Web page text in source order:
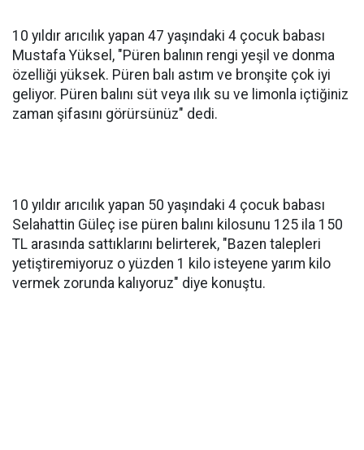
10 yıldır arıcılık yapan 47 yaşındaki 4 çocuk babası
Mustafa Yüksel, "Püren balının rengi yeşil ve donma
özelliği yüksek. Püren balı astım ve bronşite çok iyi
geliyor. Püren balını süt veya ılık su ve limonla içtiğiniz
zaman şifasını görürsünüz" dedi.
10 yıldır arıcılık yapan 50 yaşındaki 4 çocuk babası
Selahattin Güleç ise püren balını kilosunu 125 ila 150
TL arasında sattıklarını belirterek, "Bazen talepleri
yetiştiremiyoruz o yüzden 1 kilo isteyene yarım kilo
vermek zorunda kalıyoruz" diye konuştu.